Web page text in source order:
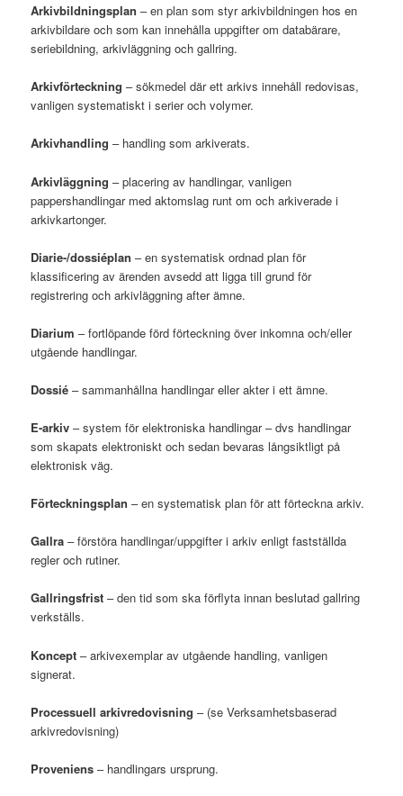
Arkivbildningsplan – en plan som styr arkivbildningen hos en
arkivbildare och som kan innehålla uppgifter om databärare,
seriebildning, arkivläggning och gallring.
Arkivförteckning – sökmedel där ett arkivs innehåll redovisas,
vanligen systematiskt i serier och volymer.
Arkivhandling – handling som arkiverats.
Arkivläggning – placering av handlingar, vanligen
pappershandlingar med aktomslag runt om och arkiverade i
arkivkartonger.
Diarie-/dossiéplan– en systematisk ordnad plan för
klassificering av ärenden avsedd att ligga till grund för
registrering och arkivläggning after ämne.
Diarium – fortlöpande förd förteckning över inkomna och/eller
utgående handlingar.
Dossié – sammanhållna handlingar eller akter i ett ämne.
E-arkiv – system för elektroniska handlingar – dvs handlingar
som skapats elektroniskt och sedan bevaras långsiktligt på
elektronisk väg.
Förteckningsplan – en systematisk plan för att förteckna arkiv.
Gallra – förstöra handlingar/uppgifter i arkiv enligt fastställda
regler och rutiner.
Gallringsfrist – den tid som ska förflyta innan beslutad gallring
verkställs.
Koncept – arkivexemplar av utgående handling, vanligen
signerat.
Processuell arkivredovisning – (se Verksamhetsbaserad
arkivredovisning)
Proveniens – handlingars ursprung.